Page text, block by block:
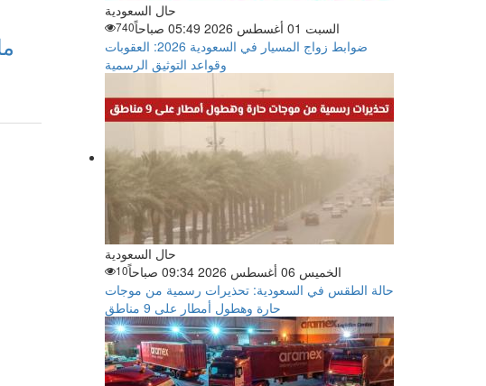
حال السعودية
السبت 01 أغسطس 2026 05:49 صباحاً
740
ضوابط زواج المسيار في السعودية 2026: العقوبات
وقواعد التوثيق الرسمية
حال السعودية
الخميس 06 أغسطس 2026 09:34 صباحاً
10
حالة الطقس في السعودية: تحذيرات رسمية من موجات
حارة وهطول أمطار على 9 مناطق